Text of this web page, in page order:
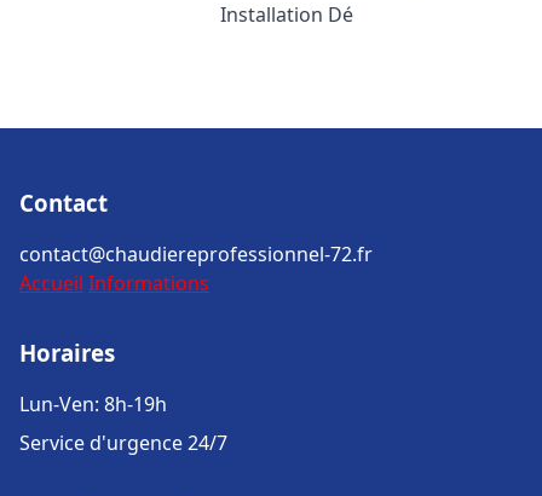
Installation Dé
Contact
contact@chaudiereprofessionnel-72.fr
Accueil Informations
Horaires
Lun-Ven: 8h-19h
Service d'urgence 24/7